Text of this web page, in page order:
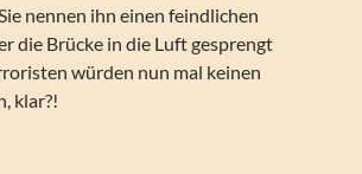
nennen ihn einen feindlichen
die Brücke in die Luft gesprengt
würden nun mal keinen
klar?!